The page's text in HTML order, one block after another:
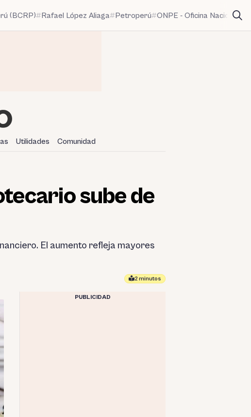
(BCRP) Rafael López Aliaga Petroperú ONPE - Oficina Nacional
Utilidades Comunidad
sube de
El aumento refleja mayores
2 minutos
PUBLICIDAD